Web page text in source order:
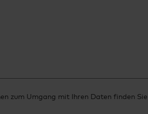
zum Umgang mit Ihren Daten finden